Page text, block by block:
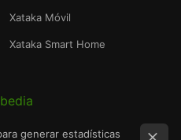
Xataka Móvil
Xataka Smart Home
generar estadísticas